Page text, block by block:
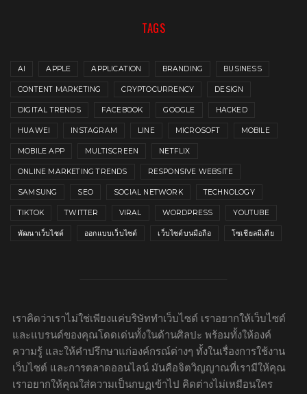
TAGS
AI APPLE APPLICATION BRANDING BUSINESS
CONTENT MARKETING CRYPTOCURRENCY DESIGN
DIGITAL TRENDS FACEBOOK GOOGLE HACKED
HUAWEI INSTAGRAM LINE MICROSOFT MOBILE
MOBILE APP MULTISCREEN NETFLIX
ONLINE MARKETING TRENDS RESPONSIVE WEBSITE
SAMSUNG SEO SOCIAL NETWORK TECHNOLOGY
TIKTOK TWITTER VIRAL WORDPRESS YOUTUBE
พัฒนาเว็บไซต์ ออกแบบเว็บไซต์ เว็บไซต์บนมือถือ โซเชียลมีเดีย
เราคิดว่าเราไม่ใช่เพียงแค่บริษัททำเว็บไซต์ เราอยากให้เว็บไซต์
และแบรนด์ของคุณโดดเด่นทั้งในด้านศิลปะ พร้อมทั้งให้องค์
ความรู้ และให้คำปรึกษาแก่องค์กรณ์ต่างๆ ทั้งในเรื่องการใช้งาน
เว็บไซต์ และการตลาดออนไลน์ มันคือจิตวิญญาณที่เรามีให้คุณ
เราอยากให้คุณใส่ความเป็นกบฏเข้าไป คิดต่างไม่เหมือนใคร